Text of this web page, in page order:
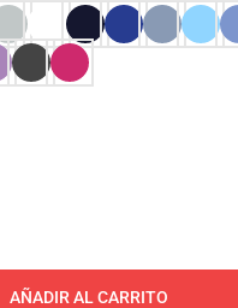
AÑADIR AL CARRITO